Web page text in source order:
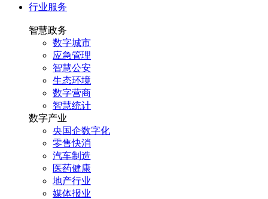
行业服务
智慧政务
数字城市
应急管理
智慧公安
生态环境
数字营商
智慧统计
数字产业
央国企数字化
零售快消
汽车制造
医药健康
地产行业
媒体报业